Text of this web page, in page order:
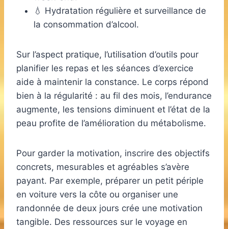
💧 Hydratation régulière et surveillance de
la consommation d’alcool.
Sur l’aspect pratique, l’utilisation d’outils pour
planifier les repas et les séances d’exercice
aide à maintenir la constance. Le corps répond
bien à la régularité : au fil des mois, l’endurance
augmente, les tensions diminuent et l’état de la
peau profite de l’amélioration du métabolisme.
Pour garder la motivation, inscrire des objectifs
concrets, mesurables et agréables s’avère
payant. Par exemple, préparer un petit périple
en voiture vers la côte ou organiser une
randonnée de deux jours crée une motivation
tangible. Des ressources sur le voyage en